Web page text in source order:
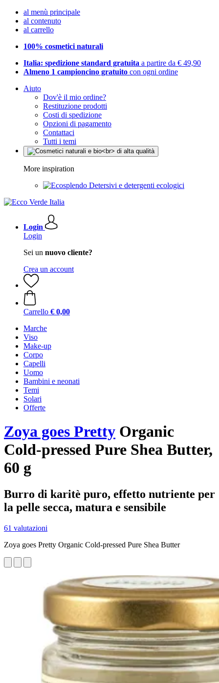
al menù principale
al contenuto
al carrello
100% cosmetici naturali
Italia: spedizione standard gratuita a partire da € 49,90
Almeno 1 campioncino gratuito con ogni ordine
Aiuto
Dov'è il mio ordine?
Restituzione prodotti
Costi di spedizione
Opzioni di pagamento
Contattaci
Tutti i temi
More inspiration
Detersivi e detergenti ecologici
Login
Login
Sei un nuovo cliente?
Crea un account
Carrello € 0,00
Marche
Viso
Make-up
Corpo
Capelli
Uomo
Bambini e neonati
Temi
Solari
Offerte
Zoya goes Pretty Organic
Cold-pressed Pure Shea Butter,
60 g
Burro di karitè puro, effetto nutriente per
la pelle secca, matura e sensibile
61 valutazioni
Zoya goes Pretty Organic Cold-pressed Pure Shea Butter